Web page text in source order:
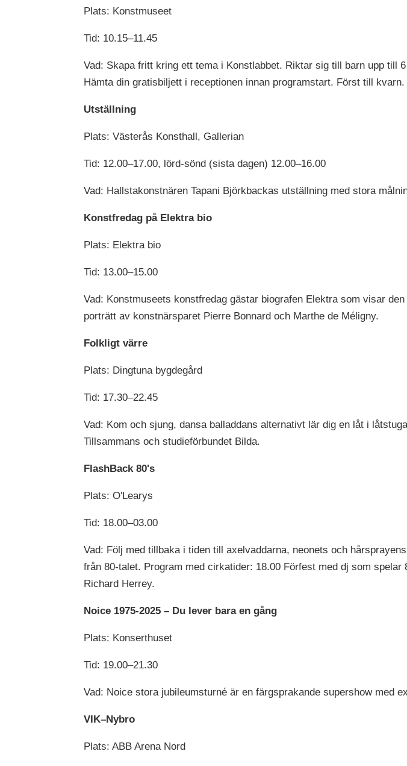
Plats: Konstmuseet
Tid: 10.15–11.45
Vad: Skapa fritt kring ett tema i Konstlabbet. Riktar sig till barn upp till
Hämta din gratisbiljett i receptionen innan programstart. Först till kvarn.
Utställning
Plats: Västerås Konsthall, Gallerian
Tid: 12.00–17.00, lörd-sönd (sista dagen) 12.00–16.00
Vad: Hallstakonstnären Tapani Björkbackas utställning med stora
Konstfredag på Elektra bio
Plats: Elektra bio
Tid: 13.00–15.00
Vad: Konstmuseets konstfredag gästar biografen Elektra som visar
porträtt av konstnärsparet Pierre Bonnard och Marthe de Méligny.
Folkligt värre
Plats: Dingtuna bygdegård
Tid: 17.30–22.45
Vad: Kom och sjung, dansa balladdans alternativt lär dig en låt i
Tillsammans och studieförbundet Bilda.
FlashBack 80's
Plats: O'Learys
Tid: 18.00–03.00
Vad: Följ med tillbaka i tiden till axelvaddarna, neonets och
från 80-talet. Program med cirkatider: 18.00 Förfest med dj som
Richard Herrey.
Noice 1975-2025 – Du lever bara en gång
Plats: Konserthuset
Tid: 19.00–21.30
Vad: Noice stora jubileumsturné är en färgsprakande supershow med
VIK–Nybro
Plats: ABB Arena Nord